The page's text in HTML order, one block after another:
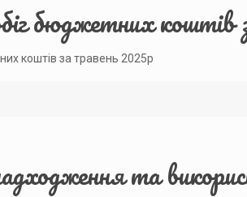
бюджетних
коштів за травень 2025р
та